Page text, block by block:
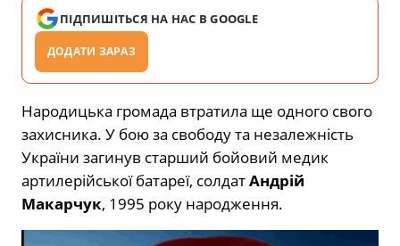
ПІДПИШІТЬСЯ НА НАС В GOOGLE
ДОДАТИ ЗАРАЗ
Народицька громада втратила ще одного свого
захисника. У бою за свободу та незалежність
України загинув старший бойовий медик
артилерійської батареї, солдатАндрій
Макарчук, 1995 року народження.